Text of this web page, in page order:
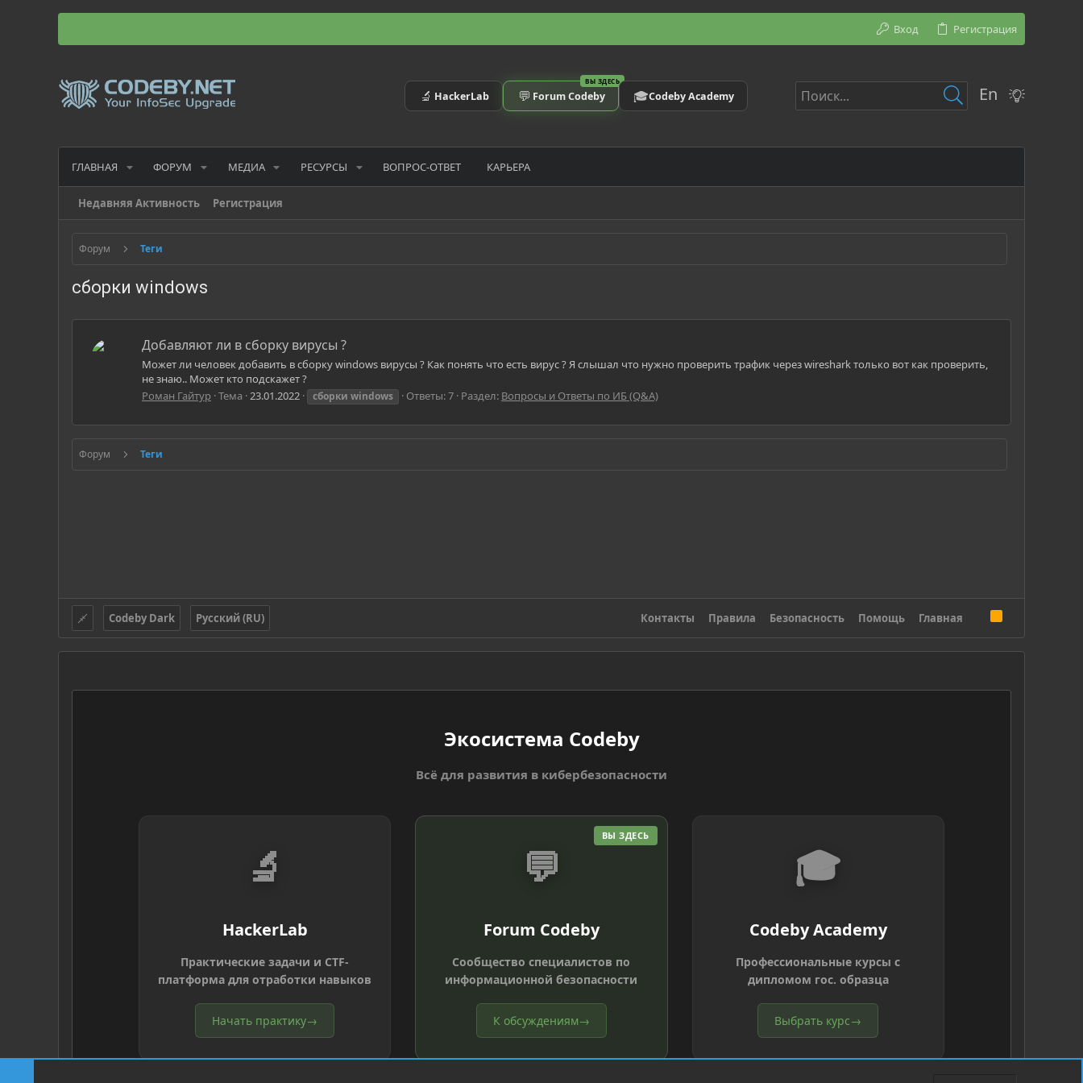
Вход Регистрация
🔬 HackerLab
ВЫ ЗДЕСЬ
💬 Forum Codeby 🎓Codeby Academy En
ГЛАВНАЯ ФОРУМ МЕДИА РЕСУРСЫ ВОПРОС-ОТВЕТ КАРЬЕРА
Недавняя Активность Регистрация
Форум Теги
сборки windows
Добавляют ли в сборку вирусы ?
Может ли человек добавить в сборку windows вирусы ? Как понять что есть вирус ? Я слышал что нужно проверить трафик через wireshark только вот как проверить,
не знаю.. Может кто подскажет ?
Роман Гайтур Тема 23.01.2022 сборки windows Ответы: 7 Раздел: Вопросы и Ответы по ИБ (Q&A)
Форум Теги
Codeby Dark Русский (RU) Контакты Правила Безопасность Помощь Главная
S
Экосистема Codeby
Всё для развития в кибербезопасности
🔬
HackerLab
Практические задачи и CTF-
платформа для отработки навыков
Начать практику→
ВЫ ЗДЕСЬ
💬
Forum Codeby
Сообщество специалистов по
информационной безопасности
К обсуждениям→
🎓
Codeby Academy
Профессиональные курсы с
дипломом гос. образца
Выбрать курс→